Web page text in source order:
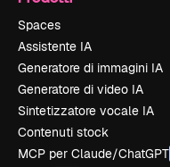
Spaces
Assistente IA
Generatore di immagini IA
Generatore di video IA
Sintetizzatore vocale IA
Contenuti stock
MCP per Claude/ChatGPT